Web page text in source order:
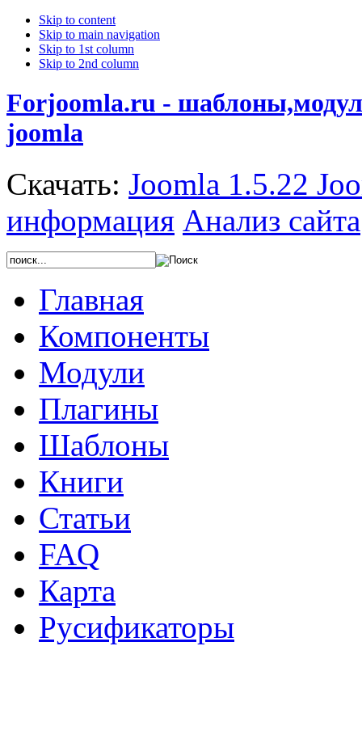
Skip to content
Skip to main navigation
Skip to 1st column
Skip to 2nd column
Forjoomla.ru -
joomla
Скачать: Joomla 1.5.22
информация Анализ сайта
Главная
Компоненты
Модули
Плагины
Шаблоны
Книги
Статьи
FAQ
Карта
Русификаторы